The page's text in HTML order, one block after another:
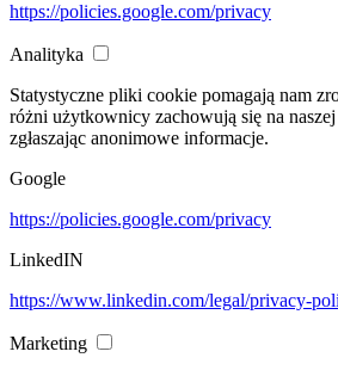
https://policies.google.com/privacy
Analityka
Statystyczne pliki cookie pomagają nam
różni użytkownicy zachowują się na
zgłaszając anonimowe informacje.
Google
https://policies.google.com/privacy
LinkedIN
https://www.linkedin.com/legal/privacy-
Marketing